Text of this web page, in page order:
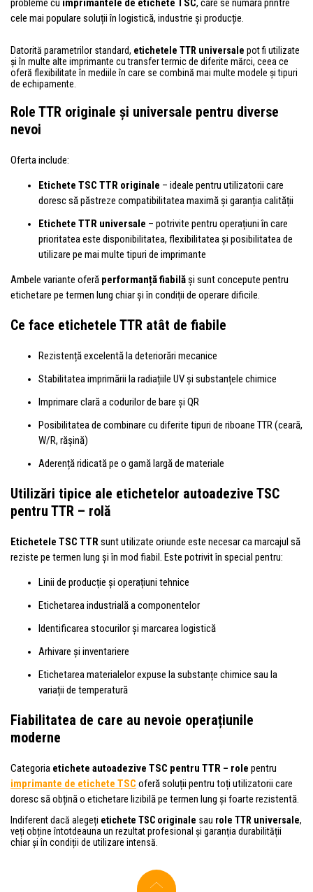
probleme cu imprimantele de etichete TSC, care se numără printre
cele mai populare soluții în logistică, industrie și producție.
Datorită parametrilor standard, etichetele TTR universale pot fi utilizate
și în multe alte imprimante cu transfer termic de diferite mărci, ceea ce
oferă flexibilitate în mediile în care se combină mai multe modele și tipuri
de echipamente.
Role TTR originale și universale pentru diverse
nevoi
Oferta include:
Etichete TSC TTR originale – ideale pentru utilizatorii care
doresc să păstreze compatibilitatea maximă și garanția calității
Etichete TTR universale – potrivite pentru operațiuni în care
prioritatea este disponibilitatea, flexibilitatea și posibilitatea de
utilizare pe mai multe tipuri de imprimante
Ambele variante oferă performanță fiabilăși sunt concepute pentru
etichetare pe termen lung chiar și în condiții de operare dificile.
Ce face etichetele TTR atât de fiabile
Rezistență excelentă la deteriorări mecanice
Stabilitatea imprimării la radiațiile UV și substanțele chimice
Imprimare clară a codurilor de bare și QR
Posibilitatea de combinare cu diferite tipuri de riboane TTR (ceară,
W/R, rășină)
Aderență ridicată pe o gamă largă de materiale
Utilizări tipice ale etichetelor autoadezive TSC
pentru TTR – rolă
Etichetele TSC TTRsunt utilizate oriunde este necesar ca marcajul să
reziste pe termen lung și în mod fiabil. Este potrivit în special pentru:
Linii de producție și operațiuni tehnice
Etichetarea industrială a componentelor
Identificarea stocurilor și marcarea logistică
Arhivare și inventariere
Etichetarea materialelor expuse la substanțe chimice sau la
variații de temperatură
Fiabilitatea de care au nevoie operațiunile
moderne
Categoria etichete autoadezive TSC pentru TTR – role pentru
imprimante de etichete TSC oferă soluții pentru toți utilizatorii care
doresc să obțină o etichetare lizibilă pe termen lung și foarte rezistentă.
Indiferent dacă alegeți etichete TSC originale sau role TTR universale,
veți obține întotdeauna un rezultat profesional și garanția durabilității
chiar și în condiții de utilizare intensă.